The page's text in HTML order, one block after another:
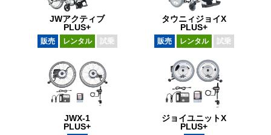
JWアクティブ
PLUS+
販売 レンタル 試乗
タウニィジョイX
PLUS+
販売 レンタル 試乗
JWX-1
PLUS+
ジョイユニットX
PLUS+